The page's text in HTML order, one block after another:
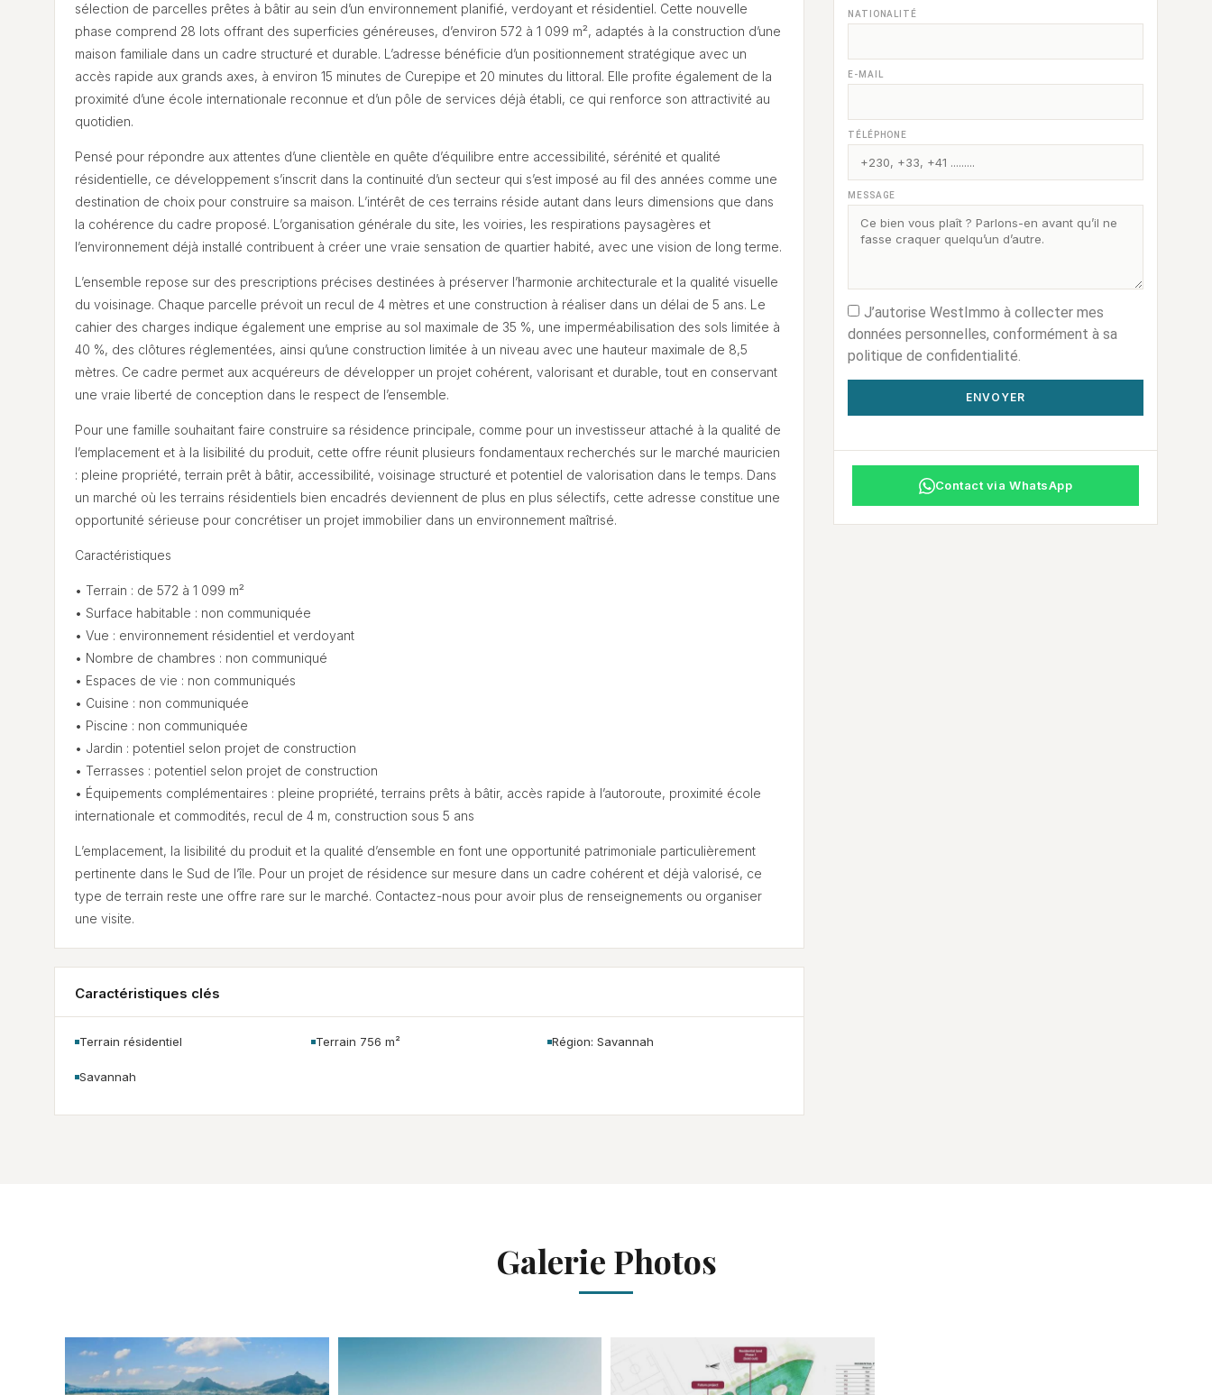
sélection de parcelles prêtes à bâtir au sein d’un environnement planifié, verdoyant et résidentiel. Cette nouvelle
phase comprend 28 lots offrant des superficies généreuses, d’environ 572 à 1 099 m², adaptés à la construction d’une
maison familiale dans un cadre structuré et durable. L’adresse bénéficie d’un positionnement stratégique avec un
accès rapide aux grands axes, à environ 15 minutes de Curepipe et 20 minutes du littoral. Elle profite également de la
proximité d’une école internationale reconnue et d’un pôle de services déjà établi, ce qui renforce son attractivité au
quotidien.
Pensé pour répondre aux attentes d’une clientèle en quête d’équilibre entre accessibilité, sérénité et qualité
résidentielle, ce développement s’inscrit dans la continuité d’un secteur qui s’est imposé au fil des années comme une
destination de choix pour construire sa maison. L’intérêt de ces terrains réside autant dans leurs dimensions que dans
la cohérence du cadre proposé. L’organisation générale du site, les voiries, les respirations paysagères et
l’environnement déjà installé contribuent à créer une vraie sensation de quartier habité, avec une vision de long terme.
L’ensemble repose sur des prescriptions précises destinées à préserver l’harmonie architecturale et la qualité visuelle
du voisinage. Chaque parcelle prévoit un recul de 4 mètres et une construction à réaliser dans un délai de 5 ans. Le
cahier des charges indique également une emprise au sol maximale de 35 %, une imperméabilisation des sols limitée à
40 %, des clôtures réglementées, ainsi qu’une construction limitée à un niveau avec une hauteur maximale de 8,5
mètres. Ce cadre permet aux acquéreurs de développer un projet cohérent, valorisant et durable, tout en conservant
une vraie liberté de conception dans le respect de l’ensemble.
Pour une famille souhaitant faire construire sa résidence principale, comme pour un investisseur attaché à la qualité de
l’emplacement et à la lisibilité du produit, cette offre réunit plusieurs fondamentaux recherchés sur le marché mauricien
: pleine propriété, terrain prêt à bâtir, accessibilité, voisinage structuré et potentiel de valorisation dans le temps. Dans
un marché où les terrains résidentiels bien encadrés deviennent de plus en plus sélectifs, cette adresse constitue une
opportunité sérieuse pour concrétiser un projet immobilier dans un environnement maîtrisé.
Caractéristiques
• Terrain : de 572 à 1 099 m²
• Surface habitable : non communiquée
• Vue : environnement résidentiel et verdoyant
• Nombre de chambres : non communiqué
• Espaces de vie : non communiqués
• Cuisine : non communiquée
• Piscine : non communiquée
• Jardin : potentiel selon projet de construction
• Terrasses : potentiel selon projet de construction
• Équipements complémentaires : pleine propriété, terrains prêts à bâtir, accès rapide à l’autoroute, proximité école
internationale et commodités, recul de 4 m, construction sous 5 ans
L’emplacement, la lisibilité du produit et la qualité d’ensemble en font une opportunité patrimoniale particulièrement
pertinente dans le Sud de l’île. Pour un projet de résidence sur mesure dans un cadre cohérent et déjà valorisé, ce
type de terrain reste une offre rare sur le marché. Contactez-nous pour avoir plus de renseignements ou organiser
une visite.
Caractéristiques clés
Terrain résidentiel Terrain 756 m² Région: Savannah
Savannah
NATIONALITÉ
E-MAIL
TÉLÉPHONE
MESSAGE
J’autorise WestImmo à collecter mes
données personnelles, conformément à sa
politique de confidentialité.
ENVOYER
Contact via WhatsApp
Galerie Photos